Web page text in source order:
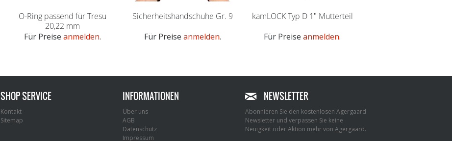
O-Ring passend für Tresu
20,22 mm
Für Preiseanmelden.
Sicherheitshandschuhe Gr. 9
Für Preise anmelden.
kamLOCK Typ D 1" Mutterteil
Für Preiseanmelden.
SHOP SERVICE
Kontakt
Sitemap
INFORMATIONEN
Über uns
AGB
Datenschutz
Impressum
NEWSLETTER
Abonnieren Sie den kostenlosen Agergaard
Newsletter und verpassen Sie keine
Neuigkeit oder Aktion mehr von Agergaard.